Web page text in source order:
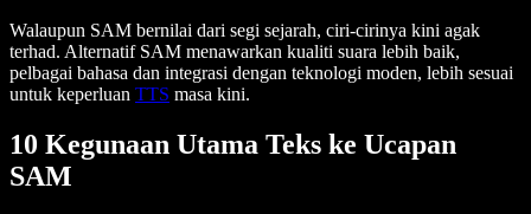
Walaupun SAM bernilai dari segi sejarah, ciri-cirinya kini agak
terhad. Alternatif SAM menawarkan kualiti suara lebih baik,
pelbagai bahasa dan integrasi dengan teknologi moden, lebih sesuai
untuk keperluan TTS masa kini.
10 Kegunaan Utama Teks ke Ucapan
SAM